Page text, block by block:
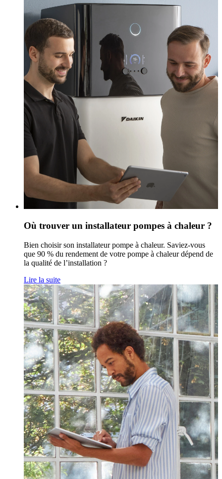
Où trouver un installateur pompes à chaleur ?
Bien choisir son installateur pompe à chaleur. Saviez-vous
que 90 % du rendement de votre pompe à chaleur dépend de
la qualité de l’installation ?
Lire la suite